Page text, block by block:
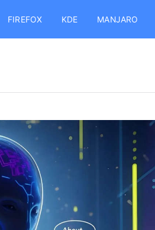
FIREFOX KDE MANJARO